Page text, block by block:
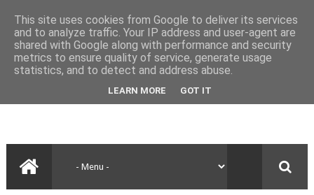
This site uses cookies from Google to deliver its services
and to analyze traffic. Your IP address and user-agent are
shared with Google along with performance and security
metrics to ensure quality of service, generate usage
statistics, and to detect and address abuse.
LEARN MORE GOT IT